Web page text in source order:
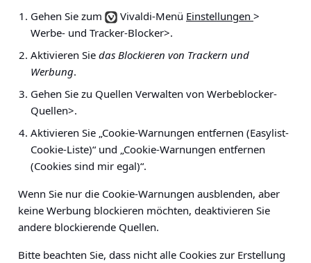
Gehen Sie zum
Vivaldi-Menü Einstellungen >
Werbe- und Tracker-Blocker>.
Aktivieren Sie das Blockieren von Trackern und
Werbung.
Gehen Sie zu Quellen Verwalten von Werbeblocker-
Quellen>.
Aktivieren Sie „Cookie-Warnungen entfernen (Easylist-
Cookie-Liste)“ und „Cookie-Warnungen entfernen
(Cookies sind mir egal)“.
Wenn Sie nur die Cookie-Warnungen ausblenden, aber
keine Werbung blockieren möchten, deaktivieren Sie
andere blockierende Quellen.
Bitte beachten Sie, dass nicht alle Cookies zur Erstellung